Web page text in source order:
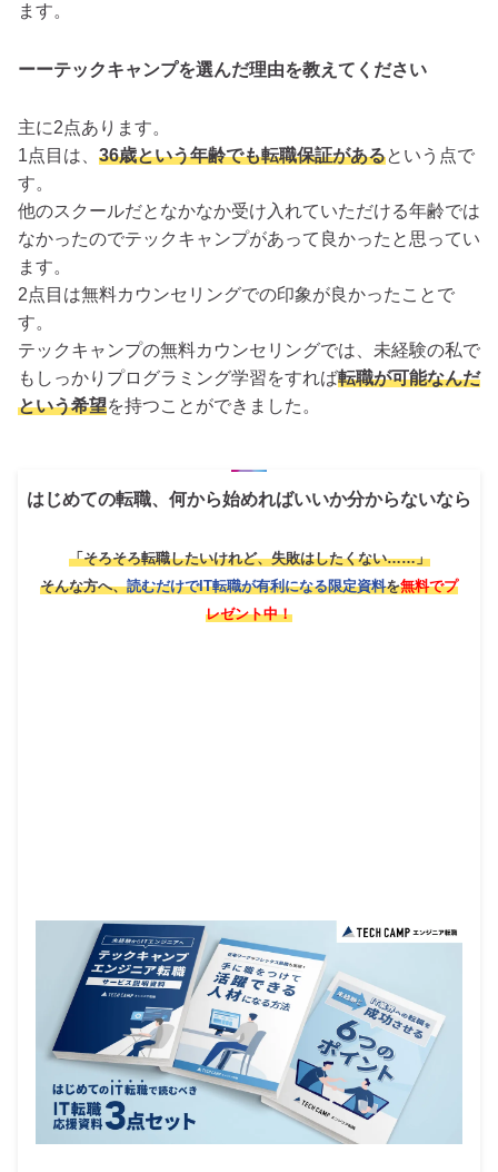
ます。
ーーテックキャンプを選んだ理由を教えてください
主に2点あります。
1点目は、 36歳という年齢でも転職保証があるという点で
す。
他のスクールだとなかなか受け入れていただける年齢では
なかったのでテックキャンプがあって良かったと思ってい
ます。
2点目は無料カウンセリングでの印象が良かったことで
す。
テックキャンプの無料カウンセリングでは、未経験の私で
もしっかりプログラミング学習をすれば転職が可能なんだ
という希望を持つことができました。
はじめての転職、何から始めればいいか分からないなら
「そろそろ転職したいけれど、失敗はしたくない……」
そんな方へ、読むだけでIT転職が有利になる限定資料を無料でプ
レゼント中！